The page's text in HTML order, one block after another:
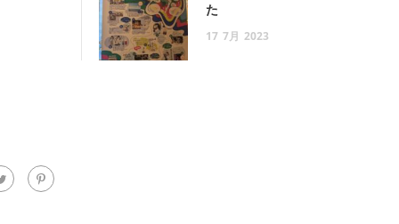
た
17 7月 2023